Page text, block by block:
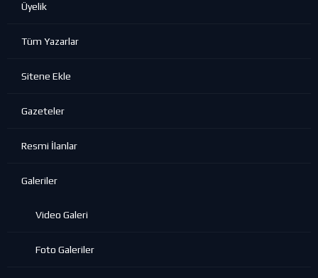
Üyelik
Tüm Yazarlar
Sitene Ekle
Gazeteler
Resmi İlanlar
Galeriler
Video Galeri
Foto Galeriler